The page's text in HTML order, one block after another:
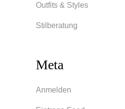
Outfits & Styles
Stilberatung
Meta
Anmelden